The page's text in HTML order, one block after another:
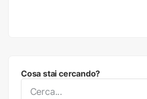
Cosa stai cercando?